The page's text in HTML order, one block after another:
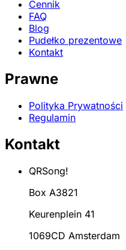
Cennik
FAQ
Blog
Pudełko prezentowe
Kontakt
Prawne
Polityka Prywatności
Regulamin
Kontakt
QRSong!
Box A3821
Keurenplein 41
1069CD Amsterdam